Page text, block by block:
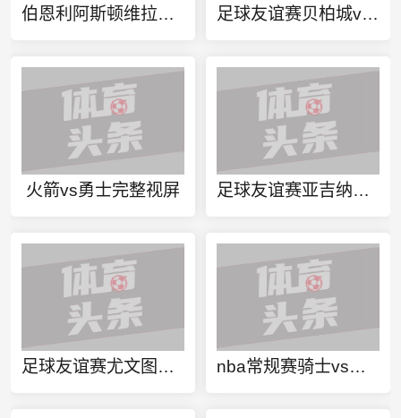
伯恩利阿斯顿维拉今日赛事 足球友谊赛贝柏城vs斯坦福直播
火箭vs勇士完整视屏 足球友谊赛亚吉纳帕vs古泰斯鱼雷直播
足球友谊赛尤文图斯vs尤文图斯U23直播 nba常规赛骑士vs雄鹿回放